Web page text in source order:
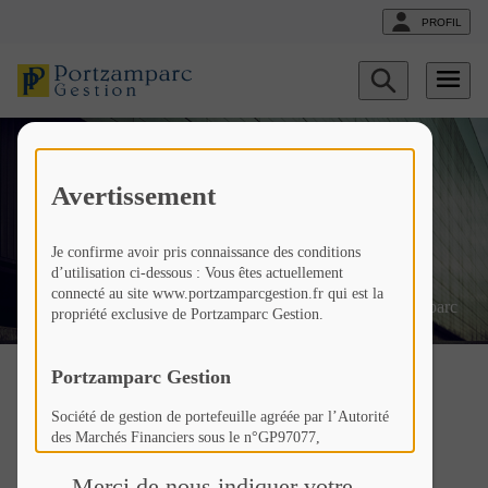
PROFIL
Afficher
le
formulaire
recherche
Avertissement
Je confirme avoir pris connaissance des conditions
d’utilisation ci-dessous : Vous êtes actuellement
connecté au site www.portzamparcgestion.fr qui est la
propriété exclusive de Portzamparc Gestion.
Portzamparc Gestion
Société de gestion de portefeuille agréée par l’Autorité
des Marchés Financiers sous le n°GP97077,
Société Anonyme à Conseil d’Administration au capital
de 307 846 €,
Cette année encore
Portzamparc Gestion est
récompensé par Décideurs
Magazine
Liste
Liste
Cette année encore Portzamparc
Décideurs Magazine